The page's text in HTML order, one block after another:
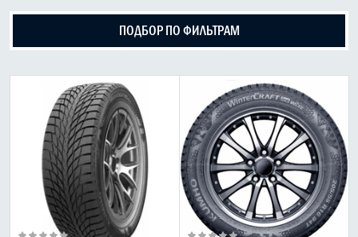
ИНДУСТРИАЛЬНЫЕ МАСЛА
АНТИФРИЗЫ СПЕЦЖИДКОСТИ
ПРИСАДКИ АВТОХИМИЯ
АВТО КОСМЕТИКА
МОТО МАСЛА
ПОДБОР ПО ФИЛЬТРАМ